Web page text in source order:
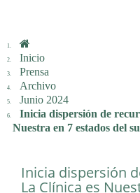
Inicio
Prensa
Archivo
Junio 2024
Inicia dispersión de
Nuestra en 7 estados del
Inicia dispersión
La Clínica es